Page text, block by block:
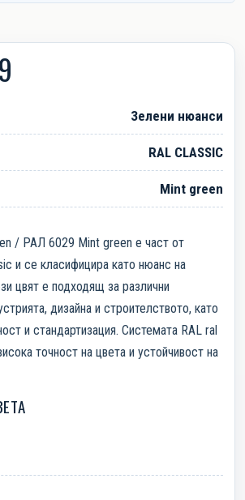
Зелени нюанси
RAL CLASSIC
Mint green
/ РАЛ 6029 Mint green е част от
и се класифицира като нюанс на
цвят е подходящ за различни
дизайна и строителството, като
и стандартизация. Системата RAL ral
точност на цвета и устойчивост на